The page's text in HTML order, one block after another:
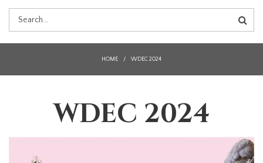
FORM
HOME / WDEC 2024
WDEC 2024